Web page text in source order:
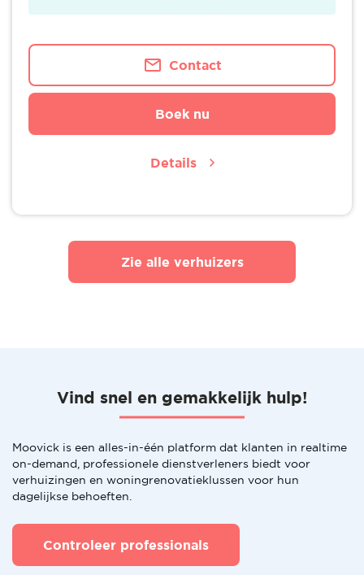
Contact
Boek nu
Details
Zie alle verhuizers
Vind snel en gemakkelijk hulp!
Moovick is een alles-in-één platform dat klanten in realtime
on-demand, professionele dienstverleners biedt voor
verhuizingen en woningrenovatieklussen voor hun
dagelijkse behoeften.
Controleer professionals